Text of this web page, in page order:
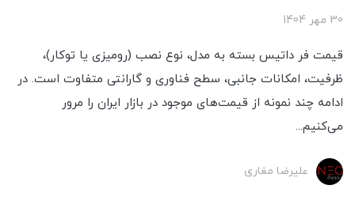
30 مهر 1404
قیمت فر داتیس بسته به مدل، نوع نصب (رومیزی یا توکار)،
ظرفیت، امکانات جانبی، سطح فناوری و گارانتی متفاوت است. در
ادامه چند نمونه از قیمت‌های موجود در بازار ایران را مرور
می‌کنیم...
علیرضا مغاری